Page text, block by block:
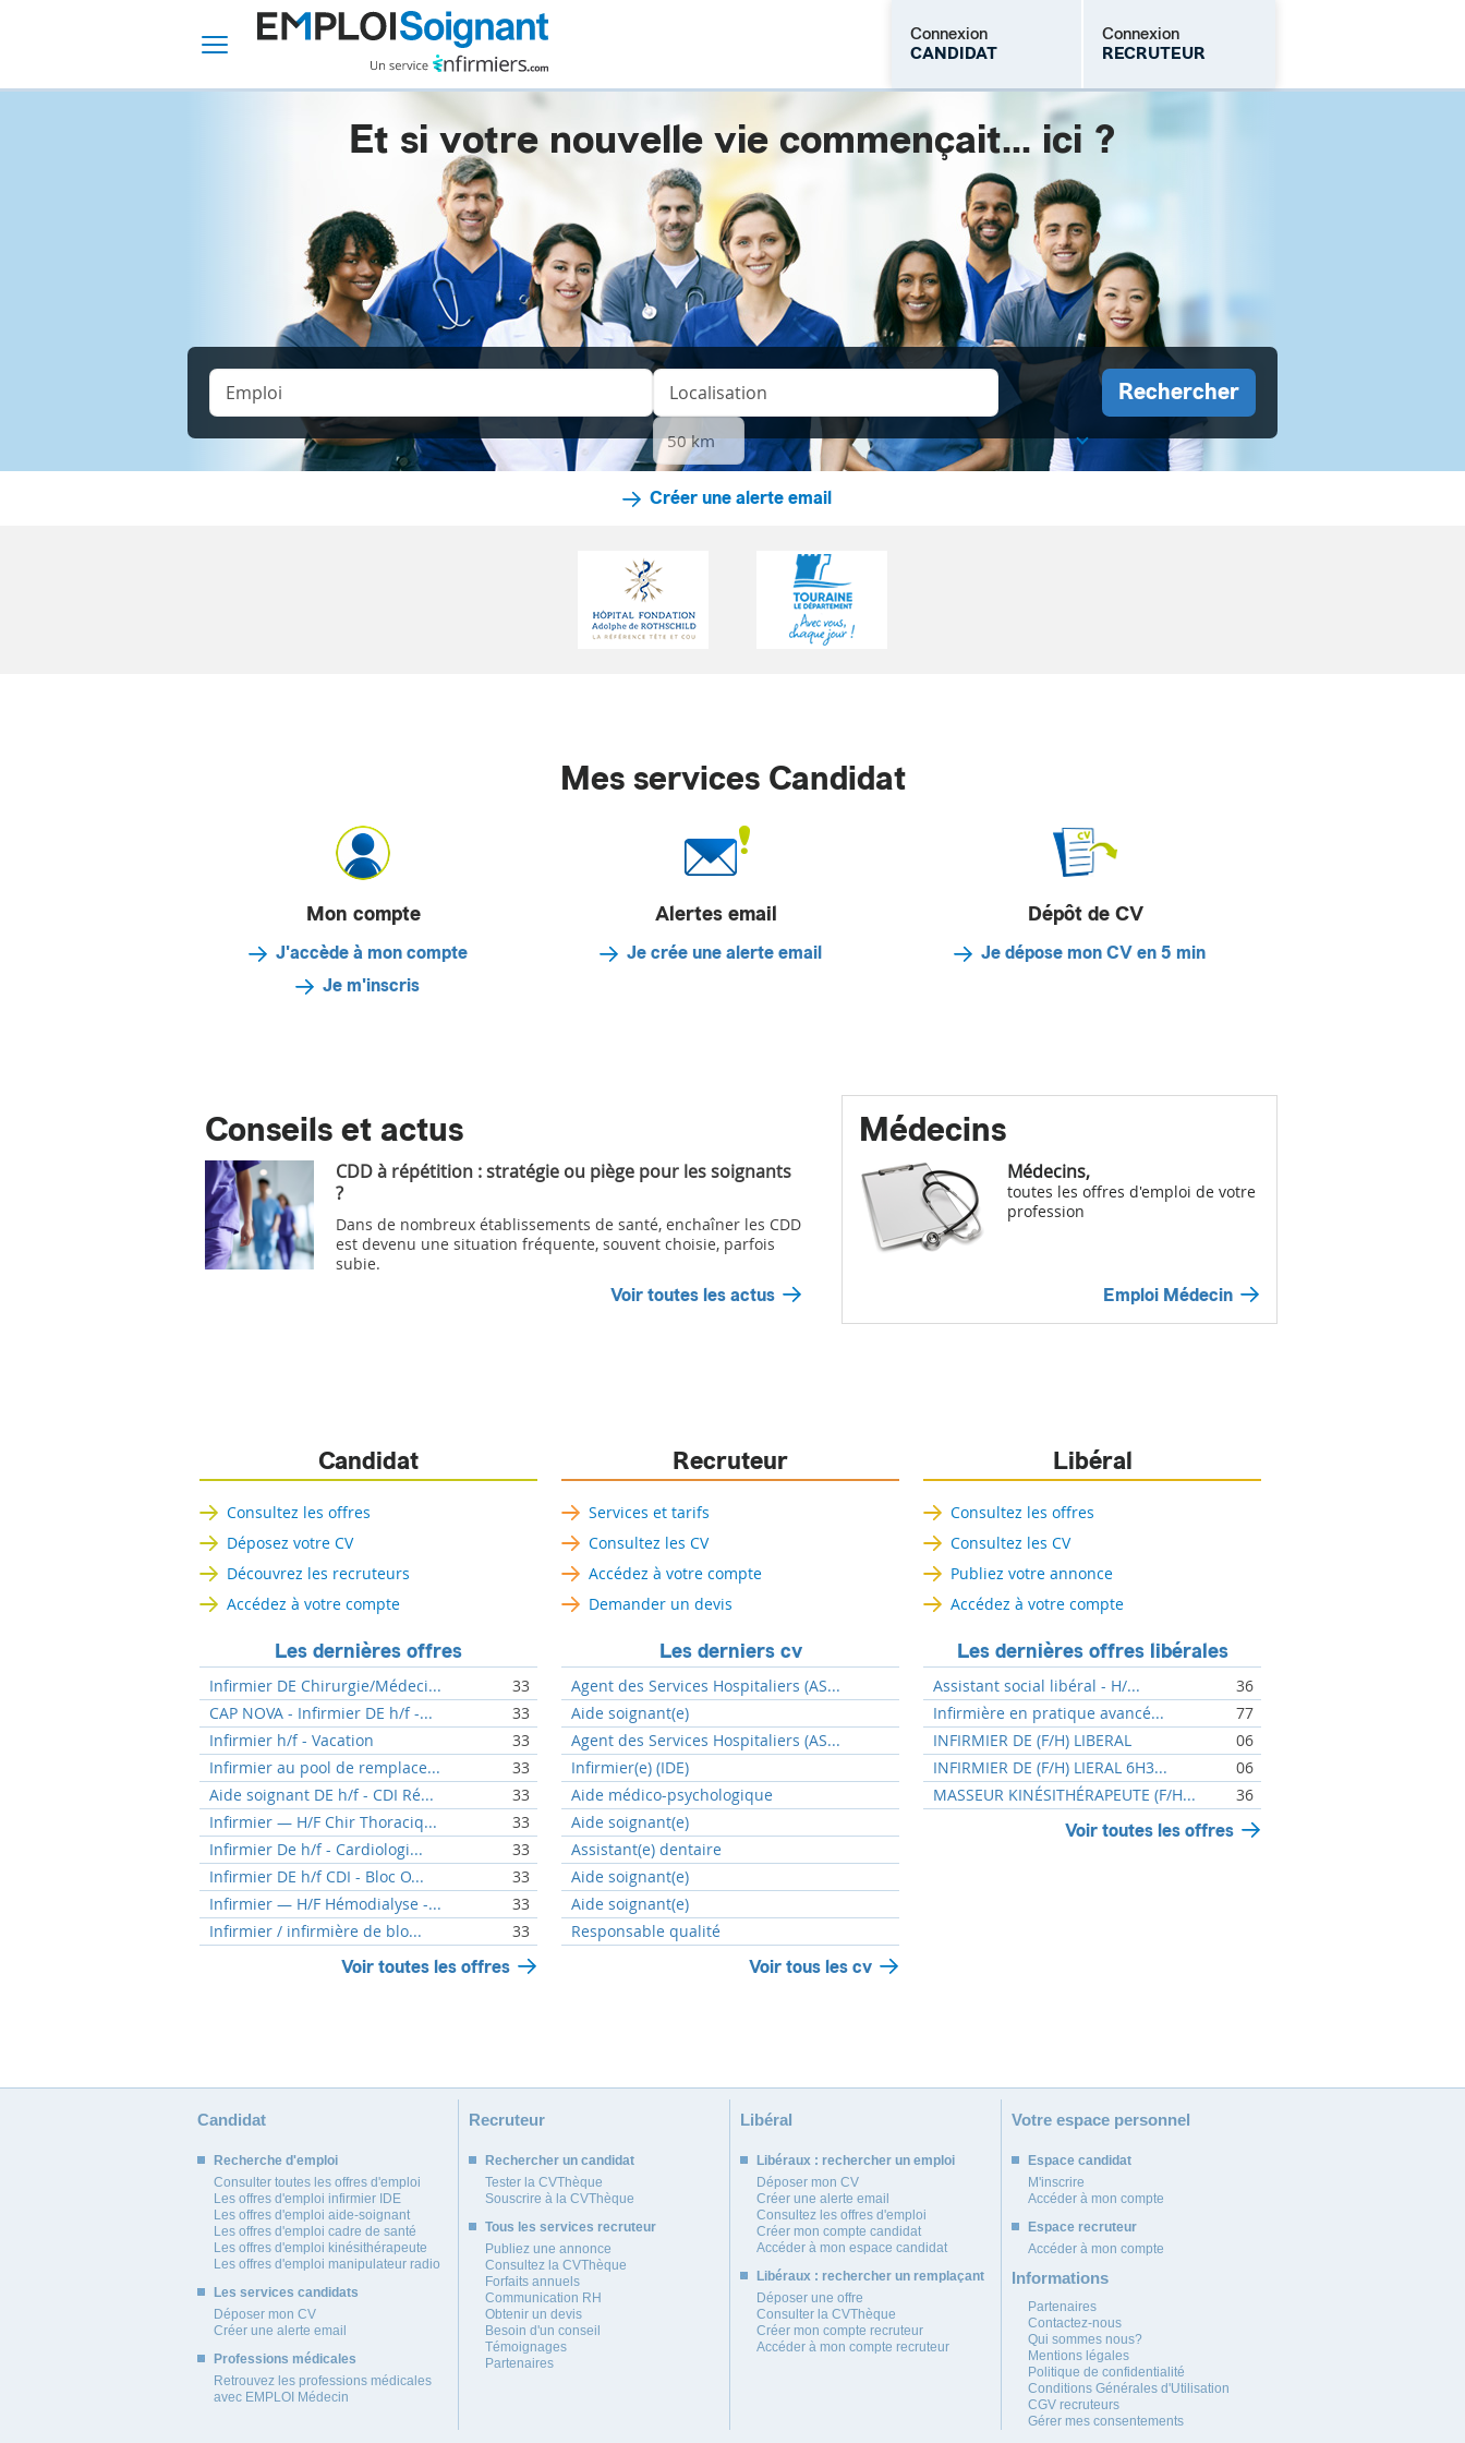
Connexion
CANDIDAT
Connexion
RECRUTEUR
M'inscrire Mot de passe oublié
Et si votre nouvelle vie commençait... ici ?
Créer une alerte email
Mes services Candidat
Mon compte
J'accède à mon compte
Je m'inscris
Alertes email
Je crée une alerte email
Dépôt de CV
Je dépose mon CV en 5 min
Conseils et actus
CDD à répétition : stratégie ou piège pour les soignants
?
Dans de nombreux établissements de santé, enchaîner les CDD
est devenu une situation fréquente, souvent choisie, parfois
subie.
Voir toutes les actus
Médecins
Médecins,
toutes les offres d'emploi de votre
profession
Emploi Médecin
Candidat
Consultez les offres
Déposez votre CV
Découvrez les recruteurs
Accédez à votre compte
Les dernières offres
Infirmier DE Chirurgie/Médeci...
33
CAP NOVA - Infirmier DE h/f -...
33
Infirmier h/f - Vacation
33
Infirmier au pool de remplace...
33
Aide soignant DE h/f - CDI Ré...
33
Infirmier — H/F Chir Thoraciq...
33
Infirmier De h/f - Cardiologi...
33
Infirmier DE h/f CDI - Bloc O...
33
Infirmier — H/F Hémodialyse -...
33
Infirmier / infirmière de blo...
33
Voir toutes les offres
Recruteur
Services et tarifs
Consultez les CV
Accédez à votre compte
Demander un devis
Les derniers cv
Agent des Services Hospitaliers (AS...
Aide soignant(e)
Agent des Services Hospitaliers (AS...
Infirmier(e) (IDE)
Aide médico-psychologique
Aide soignant(e)
Assistant(e) dentaire
Aide soignant(e)
Aide soignant(e)
Responsable qualité
Voir tous les cv
Libéral
Consultez les offres
Consultez les CV
Publiez votre annonce
Accédez à votre compte
Les dernières offres libérales
Assistant social libéral - H/...
36
Infirmière en pratique avancé...
77
INFIRMIER DE (F/H) LIBERAL
06
INFIRMIER DE (F/H) LIERAL 6H3...
06
MASSEUR KINÉSITHÉRAPEUTE (F/H...
36
Voir toutes les offres
Candidat
Recherche d'emploi
Consulter toutes les offres d'emploi
Les offres d'emploi infirmier IDE
Les offres d'emploi aide-soignant
Les offres d'emploi cadre de santé
Les offres d'emploi kinésithérapeute
Les offres d'emploi manipulateur radio
Les services candidats
Déposer mon CV
Créer une alerte email
Professions médicales
Retrouvez les professions médicales
avec EMPLOI Médecin
Recruteur
Rechercher un candidat
Tester la CVThèque
Souscrire à la CVThèque
Tous les services recruteur
Publiez une annonce
Consultez la CVThèque
Forfaits annuels
Communication RH
Obtenir un devis
Besoin d'un conseil
Témoignages
Partenaires
Libéral
Libéraux : rechercher un emploi
Déposer mon CV
Créer une alerte email
Consultez les offres d'emploi
Créer mon compte candidat
Accéder à mon espace candidat
Libéraux : rechercher un remplaçant
Déposer une offre
Consulter la CVThèque
Créer mon compte recruteur
Accéder à mon compte recruteur
Votre espace personnel
Espace candidat
M'inscrire
Accéder à mon compte
Espace recruteur
Accéder à mon compte
Informations
Partenaires
Contactez-nous
Qui sommes nous?
Mentions légales
Politique de confidentialité
Conditions Générales d'Utilisation
CGV recruteurs
Gérer mes consentements